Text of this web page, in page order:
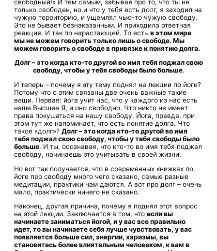
свободный!» И тем самым, забывая про то, что ты не
только свободен, но и что у тебя есть долг, я заходил на
чужую территорию, и ущемлял чью-то чужую свободу.
Это не бывает безнаказанным. И приходила ответная
реакция. И так по нарастающей. То естьв этом мире
мы не можем говорить только лишь о свободе. Мы
можем говорить о свободе в привязке к понятию долга.
Долг – это когда кто-то другой во имя тебя поджал свою
свободу, чтобы у тебя свободы было больше.
И теперь – почему я эту тему поднял на лекции по йоге?
Потому что с этим связаны две очень важные такие
вещи. Первая: йога учит нас, что у каждого из нас есть
наше Высшее Я, и оно свободно. Что никто не имеет
права покушаться на нашу свободу. Йога, правда, при
этом тут же напоминает, что есть понятие долга. Что
такое «долг»?Долг – это когда кто-то другой во имя
тебя поджал свою свободу, чтобы у тебя свободы было
больше. И ты, осознавая, что кто-то во имя тебя поджал
свободу, начинаешь это учитывать в своей жизни.
Но вот так получается, что в современных книжках по
йоге про свободу много чего сказано, самые разные
медитации, практики нам даются. А вот про долг – очень
мало, практически ничего не сказано.
Наконец, другая причина, почему я поднял этот вопрос
на этой лекции. Заключается в том, чтоесли вы
начинаете заниматься йогой, и у вас все правильно
идет, то вы начинаете себя лучше чувствовать, у вас
появляется больше сил, энергии, харизмы, вы
становитесь более влиятельным человеком, к вам в